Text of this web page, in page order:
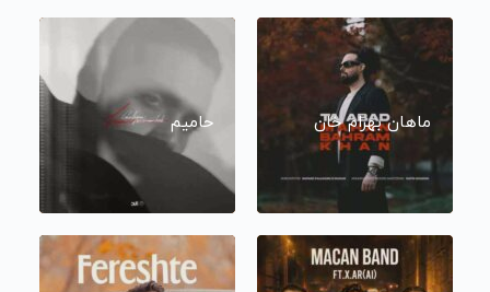
ماهان بهرام خان حامیم